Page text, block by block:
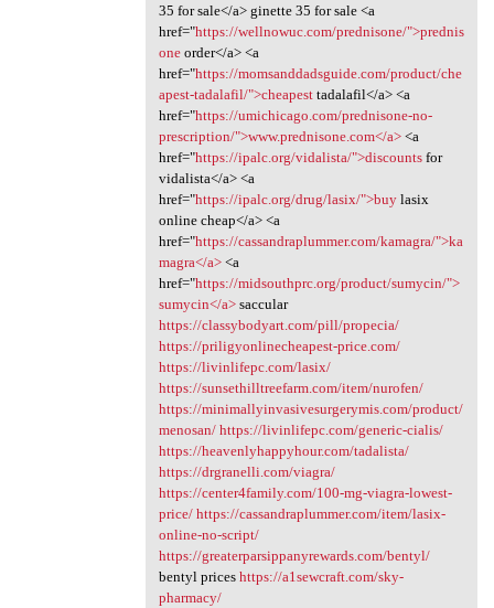
35 for sale</a> ginette 35 for sale <a
href="https://wellnowuc.com/prednisone/">prednis
oneorder</a> <a
href="https://momsanddadsguide.com/product/che
apest-tadalafil/">cheapesttadalafil</a> <a
href="https://umichicago.com/prednisone-no-
prescription/">www.prednisone.com</a><a
href="https://ipalc.org/vidalista/">discountsfor
vidalista</a> <a
href="https://ipalc.org/drug/lasix/">buylasix
online cheap</a> <a
href="https://cassandraplummer.com/kamagra/">ka
magra</a><a
href="https://midsouthprc.org/product/sumycin/">
sumycin</a>saccular
https://classybodyart.com/pill/propecia/
https://priligyonlinecheapest-price.com/
https://livinlifepc.com/lasix/
https://sunsethilltreefarm.com/item/nurofen/
https://minimallyinvasivesurgerymis.com/product/
menosan/ https://livinlifepc.com/generic-cialis/
https://heavenlyhappyhour.com/tadalista/
https://drgranelli.com/viagra/
https://center4family.com/100-mg-viagra-lowest-
price/ https://cassandraplummer.com/item/lasix-
online-no-script/
https://greaterparsippanyrewards.com/bentyl/
bentyl prices https://a1sewcraft.com/sky-
pharmacy/